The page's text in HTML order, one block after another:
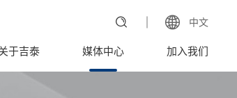
中文
于吉泰 媒体中心 加入我们